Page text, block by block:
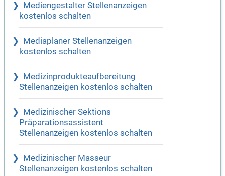
Mediengestalter Stellenanzeigen
kostenlos schalten
Mediaplaner Stellenanzeigen
kostenlos schalten
Medizinprodukteaufbereitung
Stellenanzeigen kostenlos schalten
Medizinischer Sektions
Präparationsassistent
Stellenanzeigen kostenlos schalten
Medizinischer Masseur
Stellenanzeigen kostenlos schalten